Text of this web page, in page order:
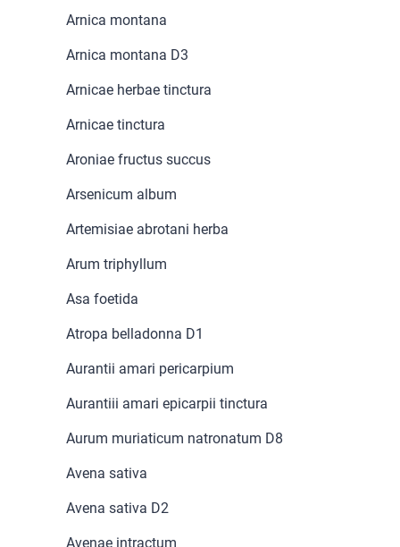
Arnica montana
Arnica montana D3
Arnicae herbae tinctura
Arnicae tinctura
Aroniae fructus succus
Arsenicum album
Artemisiae abrotani herba
Arum triphyllum
Asa foetida
Atropa belladonna D1
Aurantii amari pericarpium
Aurantiii amari epicarpii tinctura
Aurum muriaticum natronatum D8
Avena sativa
Avena sativa D2
Avenae intractum